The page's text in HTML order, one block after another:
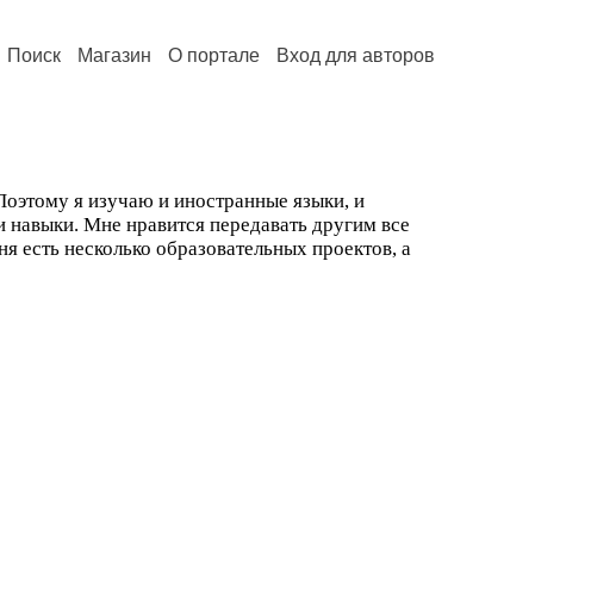
Поиск Магазин О портале Вход для авторов
я изучаю и иностранные языки, и
Мне нравится передавать другим все
несколько образовательных проектов, а